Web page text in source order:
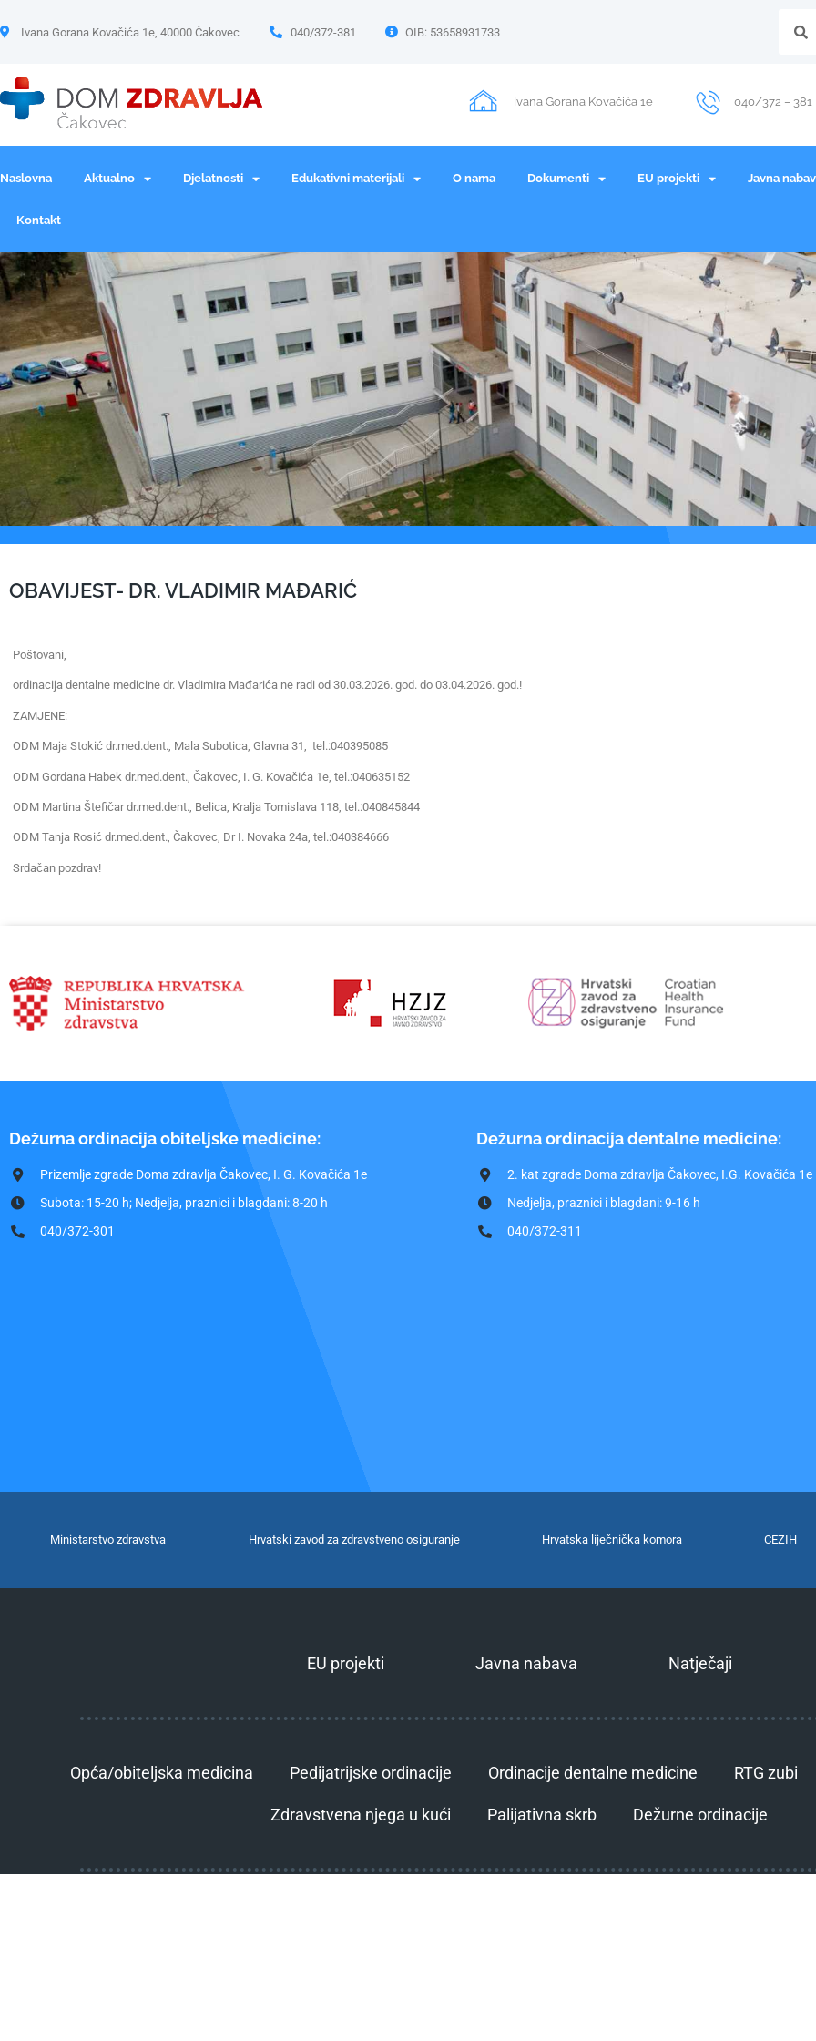
Ivana Gorana Kovačića 1e, 40000 Čakovec 040/372-381 OIB: 53658931733
Ivana Gorana Kovačića 1e 040/372 – 381
Naslovna Aktualno Djelatnosti Edukativni materijali O nama Dokumenti EU projekti Javna
Kontakt
OBAVIJEST- DR. VLADIMIR MAĐARIĆ
Poštovani,
ordinacija dentalne medicine dr. Vladimira Mađarića ne radi od 30.03.2026. god. do 03.04.2026. god.!
ZAMJENE:
ODM Maja Stokić dr.med.dent., Mala Subotica, Glavna 31, tel.:040395085
ODM Gordana Habek dr.med.dent., Čakovec, I. G. Kovačića 1e, tel.:040635152
ODM Martina Štefičar dr.med.dent., Belica, Kralja Tomislava 118, tel.:040845844
ODM Tanja Rosić dr.med.dent., Čakovec, Dr I. Novaka 24a, tel.:040384666
Srdačan pozdrav!
Dežurna ordinacija obiteljske medicine:
Prizemlje zgrade Doma zdravlja Čakovec, I. G. Kovačića 1e
Subota: 15-20 h; Nedjelja, praznici i blagdani: 8-20 h
040/372-301
Dežurna ordinacija dentalne medicine:
2. kat zgrade Doma zdravlja Čakovec, I.G. Kovačića 1e
Nedjelja, praznici i blagdani: 9-16 h
040/372-311
Ministarstvo zdravstva Hrvatski zavod za zdravstveno osiguranje Hrvatska liječnička komora CEZIH
EU projekti Javna nabava Natječaji
Opća/obiteljska medicina Pedijatrijske ordinacije Ordinacije dentalne medicine RTG zubi
Zdravstvena njega u kući Palijativna skrb Dežurne ordinacije